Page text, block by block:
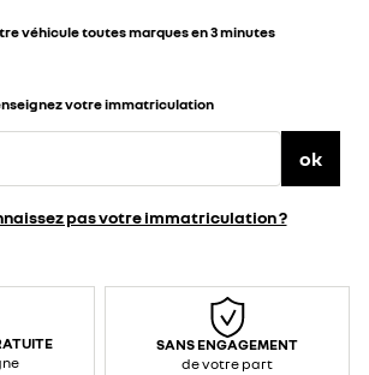
véhicule toutes marques en 3 minutes
votre immatriculation
ok
pas votre immatriculation ?
SANS ENGAGEMENT
de votre part